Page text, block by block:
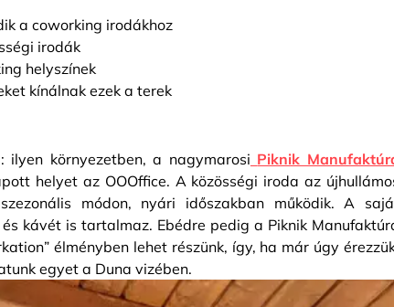
a coworking irodákhoz
irodák
helyszínek
kínálnak ezek a terek
ilyen környezetben, a nagymarosi Piknik
helyet az OOOffice. A közösségi iroda az
módon, nyári időszakban működik. A
kávét is tartalmaz. Ebédre pedig a Piknik
élményben lehet részünk, így, ha már úgy
egyet a Duna vizében.